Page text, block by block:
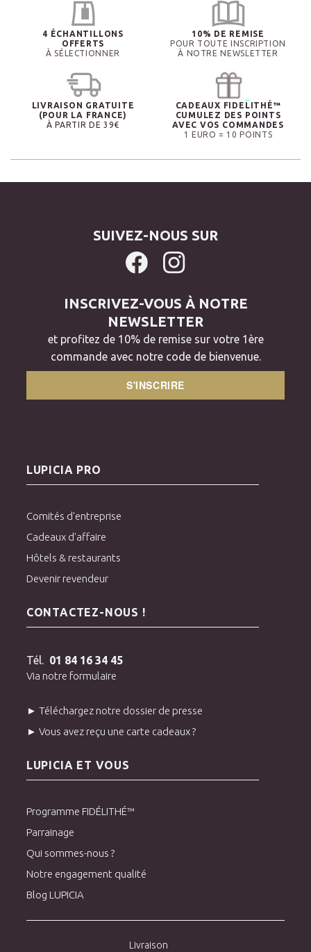
4 ÉCHANTILLONS
OFFERTS
À SÉLECTIONNER
10% DE REMISE
POUR TOUTE INSCRIPTION
À NOTRE NEWSLETTER
LIVRAISON GRATUITE
(POUR LA FRANCE)
À PARTIR DE 39€
CADEAUX FIDELITHÉ™
CUMULEZ DES POINTS
AVEC VOS COMMANDES
1 EURO = 10 POINTS
SUIVEZ-NOUS SUR
INSCRIVEZ-VOUS À NOTRE
NEWSLETTER
et profitez de 10% de remise sur votre 1ère
commande avec notre code de bienvenue.
S'INSCRIRE
LUPICIA PRO
Comités d'entreprise
Cadeaux d'affaire
Hôtels & restaurants
Devenir revendeur
CONTACTEZ-NOUS !
Tél. 01 84 16 34 45
Via notre formulaire
► Téléchargez notre dossier de presse
► Vous avez reçu une carte cadeaux ?
LUPICIA ET VOUS
Programme FIDÉLITHÉ™
Parrainage
Qui sommes-nous ?
Notre engagement qualité
Blog LUPICIA
Livraison